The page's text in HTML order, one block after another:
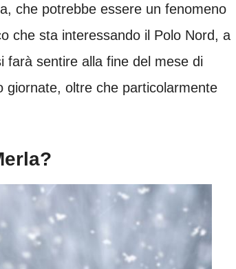
che potrebbe essere un fenomeno
che sta interessando il Polo Nord, a
farà sentire alla fine del mese di
giornate, oltre che particolarmente